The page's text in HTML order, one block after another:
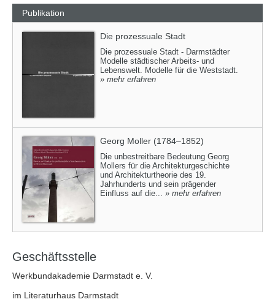
Publikation
Die prozessuale Stadt
Die prozessuale Stadt - Darmstädter
Modelle städtischer Arbeits- und
Lebenswelt. Modelle für die Weststadt.
» mehr erfahren
Georg Moller (1784–1852)
Die unbestreitbare Bedeutung Georg
Mollers für die Architekturgeschichte
und Architekturtheorie des 19.
Jahrhunderts und sein prägender
Einfluss auf die... » mehr erfahren
Geschäftsstelle
Werkbundakademie Darmstadt e. V.
im Literaturhaus Darmstadt